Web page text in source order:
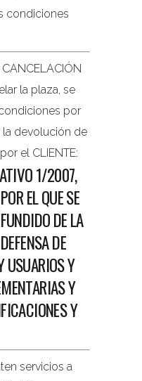
condiciones
CANCELACIÓN
la plaza, se
por
la devolución de
el CLIENTE:
1/2007,
EL QUE SE
DE LA
DE
USUARIOS Y
Y
Y
servicios a